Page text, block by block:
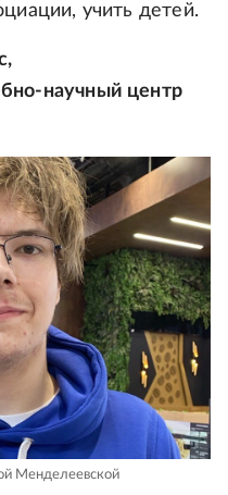
учить детей.
научный центр
Менделеевской